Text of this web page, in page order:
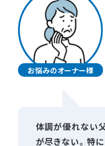
お悩みのオーナー様
体調が優れない
が尽きない。 特